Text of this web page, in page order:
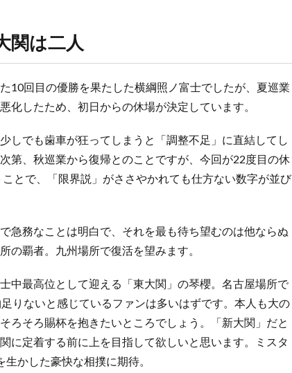
関は二人
10回目の優勝を果たした横綱照ノ富士でしたが、夏巡業
化したため、初日からの休場が決定しています。
しでも歯車が狂ってしまうと「調整不足」に直結してし
第、秋巡業から復帰とのことですが、今回が22度目の休
とで、「限界説」がささやかれても仕方ない数字が並び
急務なことは明白で、それを最も待ち望むのは他ならぬ
の覇者。九州場所で復活を望みます。
中最高位として迎える「東大関」の琴櫻。名古屋場所で
りないと感じているファンは多いはずです。本人も大の
ろそろ賜杯を抱きたいところでしょう。「新大関」だと
に定着する前に上を目指して欲しいと思います。ミスタ
かした豪快な相撲に期待。